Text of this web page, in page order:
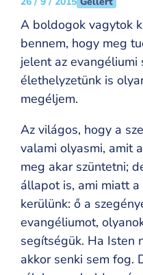
A boldogok vagytok
bennem, hogy meg
jelent az evangéliumi
élethelyzetünk is
megéljem.
Az világos, hogy a
valami olyasmi, amit
meg akar szüntetni;
állapot is, ami miatt
kerülünk: ő a
evangéliumot,
segítségük. Ha Isten
akkor senki sem fog.